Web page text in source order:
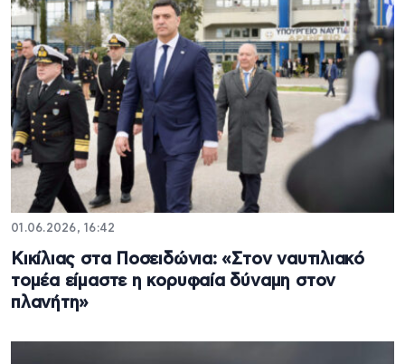
01.06.2026, 16:42
Κικίλιας στα Ποσειδώνια: «Στον ναυτιλιακό
τομέα είμαστε η κορυφαία δύναμη στον
πλανήτη»